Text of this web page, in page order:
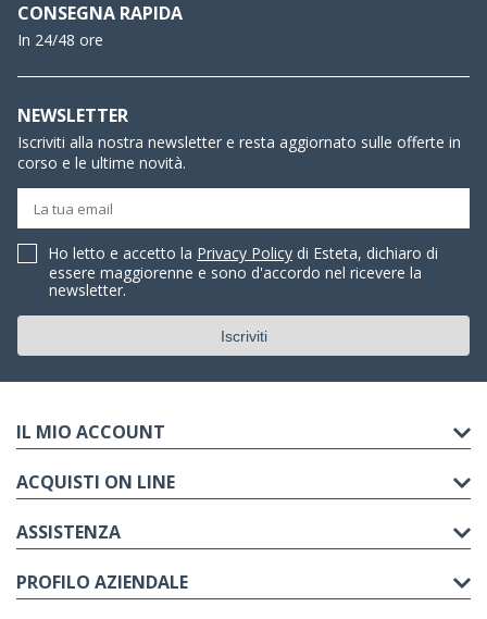
CONSEGNA RAPIDA
In 24/48 ore
NEWSLETTER
Iscriviti alla nostra newsletter e resta aggiornato sulle offerte in
corso e le ultime novità.
Ho letto e accetto la Privacy Policy di Esteta, dichiaro di
essere maggiorenne e sono d'accordo nel ricevere la
newsletter.
IL MIO ACCOUNT
ACQUISTI ON LINE
ASSISTENZA
PROFILO AZIENDALE